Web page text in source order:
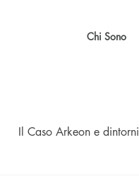
Chi Sono
Il Caso Arkeon e dintorni